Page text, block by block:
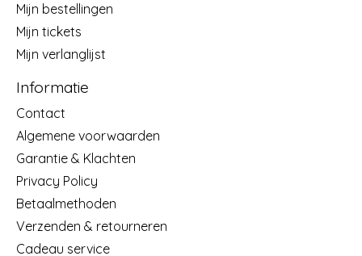
Mijn bestellingen
Mijn tickets
Mijn verlanglijst
Informatie
Contact
Algemene voorwaarden
Garantie & Klachten
Privacy Policy
Betaalmethoden
Verzenden & retourneren
Cadeau service